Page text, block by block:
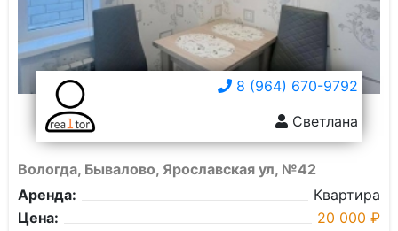
8 (964) 670-9792
Светлана
Вологда, Бывалово, Ярославская ул, №42
Аренда:
Квартира
Цена:
20 000 ₽